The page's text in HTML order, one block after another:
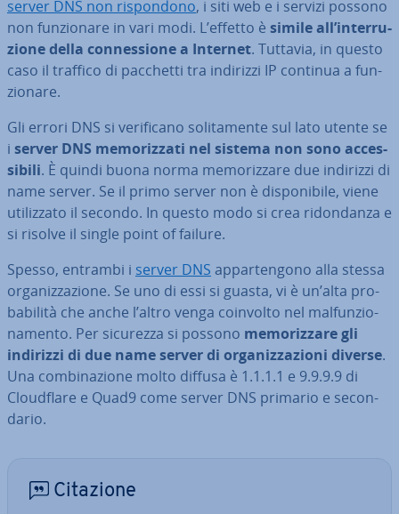
server DNS non ri­spon­do­no, i siti web e i servizi possono
non fun­zio­na­re in vari modi. L’effetto è simile all’in­ter­ru­
zio­ne della con­nes­sio­ne a Internet. Tuttavia, in questo
caso il traffico di pacchetti tra indirizzi IP continua a fun­
zio­na­re.
Gli errori DNS si ve­ri­fi­ca­no so­li­ta­men­te sul lato utente se
i server DNS me­mo­riz­za­ti nel sistema non sono ac­ces­
si­bi­li. È quindi buona norma me­mo­riz­za­re due indirizzi di
name server. Se il primo server non è di­spo­ni­bi­le, viene
uti­liz­za­to il secondo. In questo modo si crea ri­don­dan­za e
si risolve il single point of failure.
Spesso, entrambi i server DNS ap­par­ten­go­no alla stessa
or­ga­niz­za­zio­ne. Se uno di essi si guasta, vi è un’alta pro­
ba­bi­li­tà che anche l’altro venga coinvolto nel mal­fun­zio­
na­men­to. Per sicurezza si possono me­mo­riz­za­re gli
indirizzi di due name server di or­ga­niz­za­zio­ni diverse.
Una com­bi­na­zio­ne molto diffusa è 1.1.1.1 e 9.9.9.9 di
Clou­d­fla­re e Quad9 come server DNS primario e se­con­
da­rio.
Citazione